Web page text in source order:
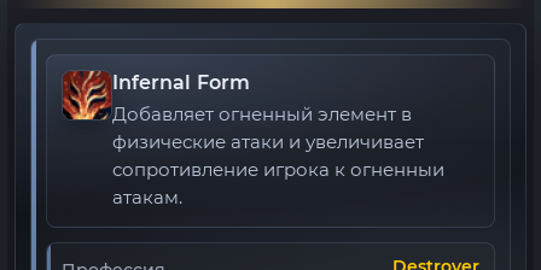
Infernal Form
Добавляет огненный элемент в
физические атаки и увеличивает
сопротивление игрока к огненныи
атакам.